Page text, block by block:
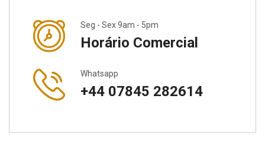
Seg - Sex 9am - 5pm
Horário Comercial
Whatsapp
+44 07845 282614